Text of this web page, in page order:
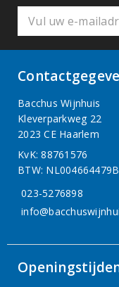
Bacchus Wijnhuis
Kleverparkweg 22
2023 CE Haarlem
KvK: 88761576
BTW:
023-5276898